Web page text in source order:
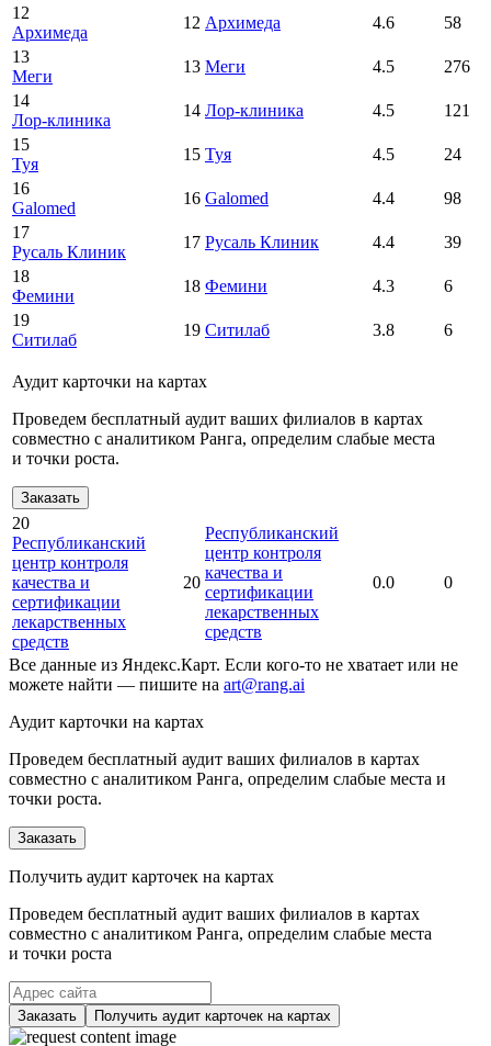
12
Архимеда
12 Архимеда 4.6
58
13
Меги
13 Меги 4.5
276
14
Лор-клиника
14 Лор-клиника 4.5
121
15
Туя
15 Туя 4.5
24
16
Galomed
16 Galomed 4.4
98
17
Русаль Клиник
17 Русаль Клиник 4.4
39
18
Фемини
18 Фемини 4.3
6
19
Ситилаб
19 Ситилаб 3.8 6
Аудит карточки на картах
Проведем бесплатный аудит ваших филиалов в картах
совместно с аналитиком Ранга, определим слабые места
и точки роста.
Заказать
20
Республиканский
центр контроля
качества и
сертификации
лекарственных
средств
20
Республиканский
центр контроля
качества и
сертификации
лекарственных
средств
0.0 0
Все данные из Яндекс.Карт. Если кого-то не хватает или не
можете найти — пишите на art@rang.ai
Аудит карточки на картах
Проведем бесплатный аудит ваших филиалов в картах
совместно с аналитиком Ранга, определим слабые места и
точки роста.
Заказать
Получить аудит карточек на картах
Проведем бесплатный аудит ваших филиалов в картах
совместно с аналитиком Ранга, определим слабые места
и точки роста
Заказать Получить аудит карточек на картах